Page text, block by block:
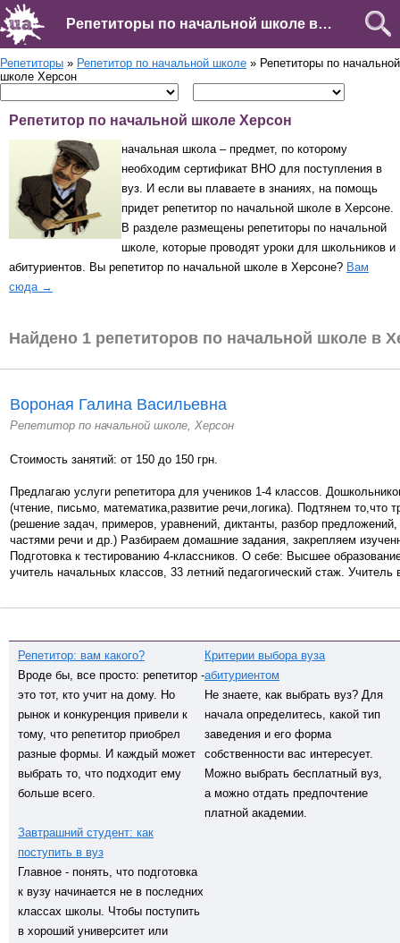
Репетиторы по начальной школе в Херсоне
Репетиторы » Репетитор по начальной школе » Репетиторы по начальной
школе Херсон
Репетитор по начальной школе Херсон
начальная школа – предмет, по которому
необходим сертификат ВНО для поступления в
вуз. И если вы плаваете в знаниях, на помощь
придет репетитор по начальной школе в Херсоне.
В разделе размещены репетиторы по начальной
школе, которые проводят уроки для школьников и
абитуриентов. Вы репетитор по начальной школе в Херсоне? Вам
сюда →
Найдено 1 репетиторов по начальной школе в
Вороная Галина Васильевна
Репетитор по начальной школе, Херсон
Стоимость занятий: от 150 до 150 грн.
Предлагаю услуги репетитора для учеников 1-4 классов.
(чтение, письмо, математика,развитие речи,логика). Подтянем то,что
(решение задач, примеров, уравнений, диктанты, разбор
частями речи и др.) Разбираем домашние задания, закрепляем
Подготовка к тестированию 4-классников. О себе: Высшее
учитель начальных классов, 33 летний педагогический стаж. Учитель
Репетитор: вам какого?
Вроде бы, все просто: репетитор -
это тот, кто учит на дому. Но
рынок и конкуренция привели к
тому, что репетитор приобрел
разные формы. И каждый может
выбрать то, что подходит ему
больше всего.
Критерии выбора вуза
абитуриентом
Не знаете, как выбрать вуз? Для
начала определитесь, какой тип
заведения и его форма
собственности вас интересует.
Можно выбрать бесплатный вуз,
а можно отдать предпочтение
платной академии.
Завтрашний студент: как
поступить в вуз
Главное - понять, что подготовка
к вузу начинается не в последних
классах школы. Чтобы поступить
в хороший университет или